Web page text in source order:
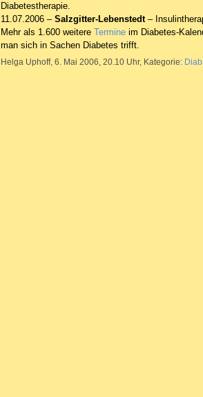
Diabetestherapie.
11.07.2006 – Salzgitter-Lebenstedt–
Mehr als 1.600 weitere Termine im Diabetes-
man sich in Sachen Diabetes trifft.
Helga Uphoff, 6. Mai 2006, 20.10 Uhr, Kategorie: